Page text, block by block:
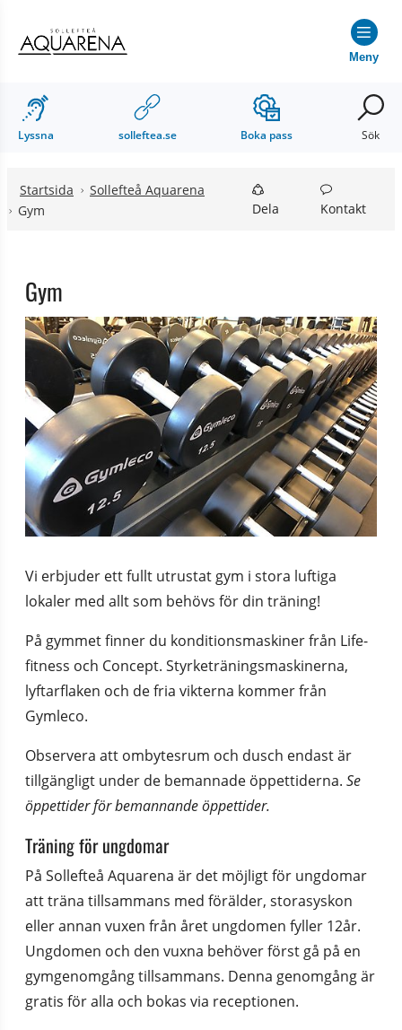
Meny
Lyssna solleftea.se Boka pass Sök
Startsida
Sollefteå Aquarena
Gym
Dela Kontakt
Gym
Vi erbjuder ett fullt utrustat gym i stora luftiga
lokaler med allt som behövs för din träning!
På gymmet finner du konditionsmaskiner från Life-
fitness och Concept. Styrketräningsmaskinerna,
lyftarflaken och de fria vikterna kommer från
Gymleco.
Observera att ombytesrum och dusch endast är
tillgängligt under de bemannade öppettiderna. Se
öppettider för bemannande öppettider.
Träning för ungdomar
På Sollefteå Aquarena är det möjligt för ungdomar
att träna tillsammans med förälder, storasyskon
eller annan vuxen från året ungdomen fyller 12år.
Ungdomen och den vuxna behöver först gå på en
gymgenomgång tillsammans. Denna genomgång är
gratis för alla och bokas via receptionen.